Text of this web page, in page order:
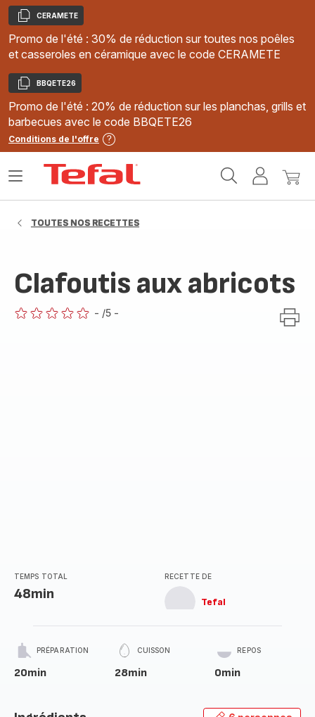
Copier
CERAMETE
Promo de l'été : 30% de réduction sur toutes nos poêles
et casseroles en céramique avec le code CERAMETE
Copier
BBQETE26
Promo de l'été : 20% de réduction sur les planchas, grills et
barbecues avec le code BBQETE26
Conditions de l'offre
MonMon
Ouvrir
TOUTES NOS RECETTES
Clafoutis aux abricots
- /5 -
TEMPS TOTAL
48min
RECETTE DE
Tefal
PRÉPARATION
20min
CUISSON
28min
REPOS
0min